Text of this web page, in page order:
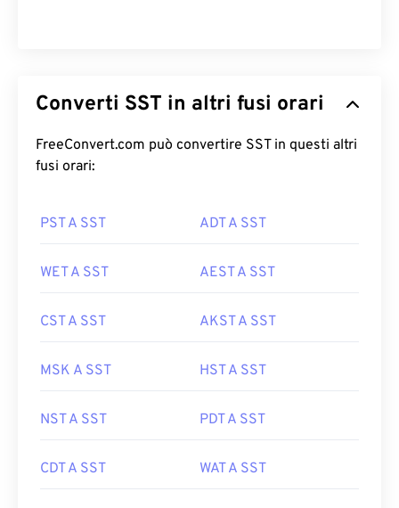
Converti SST in altri fusi orari
FreeConvert.com può convertire SST in questi altri
fusi orari:
PST A SST ADT A SST
WET A SST AEST A SST
CST A SST AKST A SST
MSK A SST HST A SST
NST A SST PDT A SST
CDT A SST WAT A SST